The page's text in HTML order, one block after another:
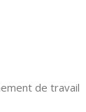
de travail